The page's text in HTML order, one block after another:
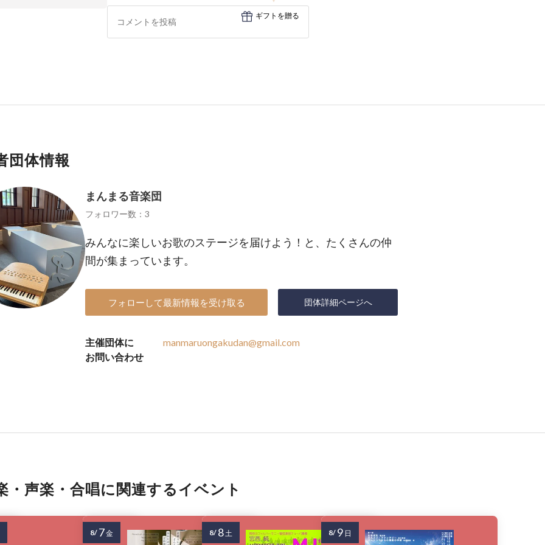
ギフトを贈る
団体情報
まんまる音楽団
フォロワー数：3
みんなに楽しいお歌のステージを届けよう！と、たくさんの仲
間が集まっています。
フォローして最新情報を受け取る 団体詳細ページへ
主催団体に
お問い合わせ
manmaruongakudan@gmail.com
・声楽・合唱に関連するイベント
8/ 7金 8/ 8土 8/ 9 日